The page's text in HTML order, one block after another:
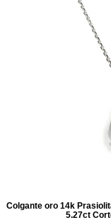
Colgante oro 14k
5.27ct